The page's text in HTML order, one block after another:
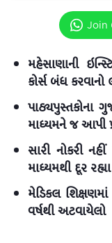
Join
મહેસાણાની
કોર્સ બંધ કરવાનો
પાઠ્યપુસ્તકોના
માધ્યમને જ આપી
સારી નોકરી
માધ્યમથી દૂર રહ્યા
મેડિકલ
વર્ષથી અટવાયેલો